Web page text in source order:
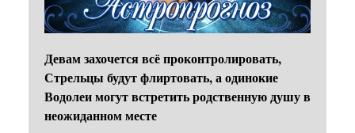
Девам захочется всё проконтролировать,
Стрельцы будут флиртовать, а одинокие
Водолеи могут встретить родственную душу в
неожиданном месте